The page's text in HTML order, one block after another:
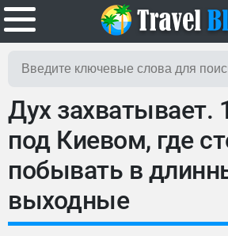
Дух захватывает.
под Киевом, где
побывать в
выходные